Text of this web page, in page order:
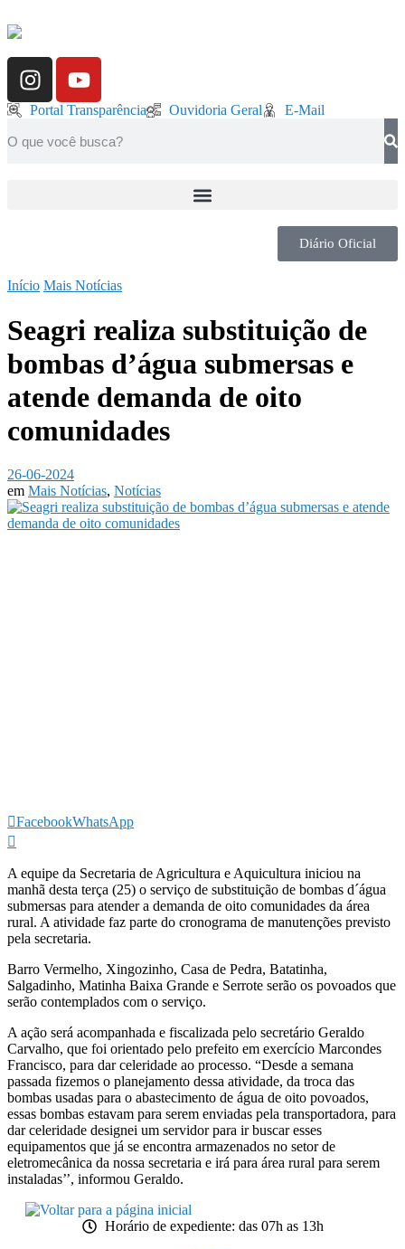
Portal Transparência Ouvidoria Geral E-Mail
Diário Oficial
Início Mais Notícias
Seagri realiza substituição de
bombas d’água submersas e
atende demanda de oito
comunidades
26-06-2024
em Mais Notícias, Notícias
FacebookWhatsApp
A equipe da Secretaria de Agricultura e Aquicultura iniciou na
manhã desta terça (25) o serviço de substituição de bombas d´água
submersas para atender a demanda de oito comunidades da área
rural. A atividade faz parte do cronograma de manutenções previsto
pela secretaria.
Barro Vermelho, Xingozinho, Casa de Pedra, Batatinha,
Salgadinho, Matinha Baixa Grande e Serrote serão os povoados que
serão contemplados com o serviço.
A ação será acompanhada e fiscalizada pelo secretário Geraldo
Carvalho, que foi orientado pelo prefeito em exercício Marcondes
Francisco, para dar celeridade ao processo. “Desde a semana
passada fizemos o planejamento dessa atividade, da troca das
bombas usadas para o abastecimento de água de oito povoados,
essas bombas estavam para serem enviadas pela transportadora, para
dar celeridade designei um servidor para ir buscar esses
equipamentos que já se encontra armazenados no setor de
eletromecânica da nossa secretaria e irá para área rural para serem
instaladas’’, informou Geraldo.
Horário de expediente: das 07h as 13h